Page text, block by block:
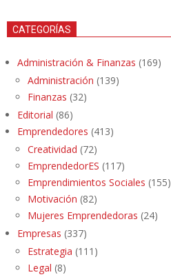
CATEGORÍAS
Administración & Finanzas (169)
Administración (139)
Finanzas (32)
Editorial (86)
Emprendedores (413)
Creatividad (72)
EmprendedorES (117)
Emprendimientos Sociales (155)
Motivación (82)
Mujeres Emprendedoras (24)
Empresas (337)
Estrategia (111)
Legal (8)